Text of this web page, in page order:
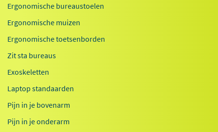
Ergonomische bureaustoelen
Ergonomische muizen
Ergonomische toetsenborden
Zit sta bureaus
Exoskeletten
Laptop standaarden
Pijn in je bovenarm
Pijn in je onderarm